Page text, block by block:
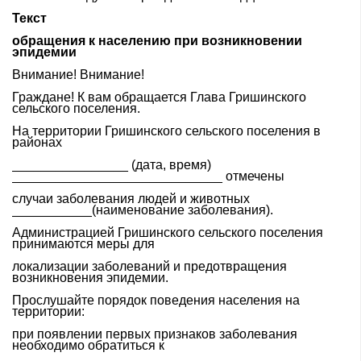
Текст
обращения к населению при возникновении
эпидемии
Внимание! Внимание!
Граждане! К вам обращается Глава Гришинского
сельского поселения.
На территории Гришинского сельского поселения в
районах
________________ (дата, время)
_____________________________ отмечены
случаи заболевания людей и животных
___________(наименование заболевания).
Администрацией Гришинского сельского поселения
принимаются меры для
локализации заболеваний и предотвращения
возникновения эпидемии.
Прослушайте порядок поведения населения на
территории:
при появлении первых признаков заболевания
необходимо обратиться к